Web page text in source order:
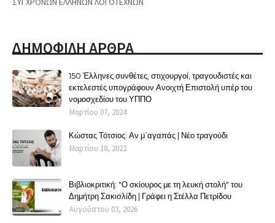
ΔΗΜΟΦΙΛΗ ΑΡΘΡΑ
150 Έλληνες συνθέτες, στιχουργοί, τραγουδιστές και
εκτελεστές υπογράφουν Ανοιχτή Επιστολή υπέρ του
νομοσχεδίου του ΥΠΠΟ
Μαρτίου 07, 2024
Κώστας Τότσιος: Αν μ΄αγαπάς | Νέο τραγούδι
Μαρτίου 18, 2022
Βιβλιοκριτική: "Ο σκίουρος με τη λευκή στολή" του
Δημήτρη Σακισλίδη | Γράφει η Στέλλα Πετρίδου
Αυγούστου 03, 2026